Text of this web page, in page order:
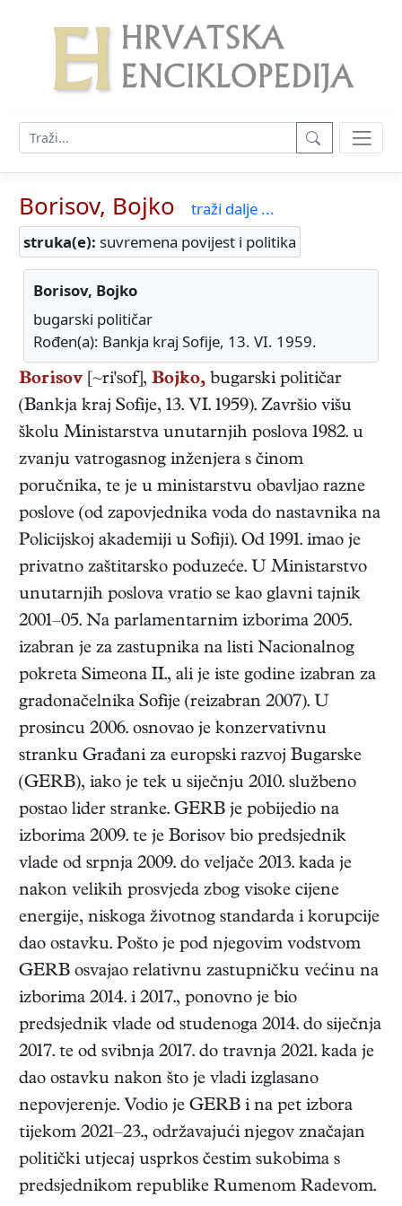
Borisov, Bojko
traži dalje ...
struka(e): suvremena povijest i politika
Borisov, Bojko
bugarski političar
Rođen(a): Bankja kraj Sofije, 13. VI. 1959.
Borisov [~ri'sof], Bojko, bugarski političar
(Bankja kraj Sofije, 13. VI. 1959). Završio višu
školu Ministarstva unutarnjih poslova 1982. u
zvanju vatrogasnog inženjera s činom
poručnika, te je u ministarstvu obavljao razne
poslove (od zapovjednika voda do nastavnika na
Policijskoj akademiji u Sofiji). Od 1991. imao je
privatno zaštitarsko poduzeće. U Ministarstvo
unutarnjih poslova vratio se kao glavni tajnik
2001–05. Na parlamentarnim izborima 2005.
izabran je za zastupnika na listi Nacionalnog
pokreta Simeona II., ali je iste godine izabran za
gradonačelnika Sofije (reizabran 2007). U
prosincu 2006. osnovao je konzervativnu
stranku Građani za europski razvoj Bugarske
(GERB), iako je tek u siječnju 2010. službeno
postao lider stranke. GERB je pobijedio na
izborima 2009. te je Borisov bio predsjednik
vlade od srpnja 2009. do veljače 2013. kada je
nakon velikih prosvjeda zbog visoke cijene
energije, niskoga životnog standarda i korupcije
dao ostavku. Pošto je pod njegovim vodstvom
GERB osvajao relativnu zastupničku većinu na
izborima 2014. i 2017., ponovno je bio
predsjednik vlade od studenoga 2014. do siječnja
2017. te od svibnja 2017. do travnja 2021. kada je
dao ostavku nakon što je vladi izglasano
nepovjerenje. Vodio je GERB i na pet izbora
tijekom 2021–23., održavajući njegov značajan
politički utjecaj usprkos čestim sukobima s
predsjednikom republike Rumenom Radevom.